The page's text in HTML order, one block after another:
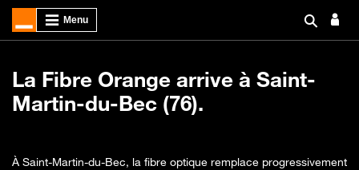
La Fibre Orange arrive à Saint-
Martin-du-Bec (76).
À Saint-Martin-du-Bec, la fibre optique remplace progressivement